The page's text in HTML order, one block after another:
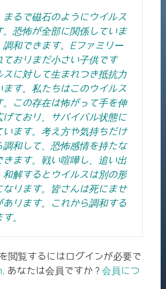
まるで磁石のようにウイルス
。恐怖が全部に関係していま
調和できます。Eファミリー
ておりまだ小さい子供です
スに対して生まれつき抵抗力
ます。私たちはこのウイルス
。この存在は怖がって手を伸
げており、サバイバル状態に
います。考え方や気持ちだけ
調和して、恐怖感情を持たな
きます。戦い喧嘩し、追い出
和解するとウイルスは別の形
なります。皆さんは死にませ
あります。これから調和する
。
閲覧するにはログインが必要で
. あなたは会員ですか ? 会員につ